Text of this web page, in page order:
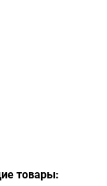
товары: